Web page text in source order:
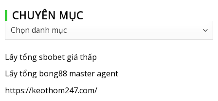
giờ
ngày
giữa
ngày
28/11/2022
CHUYÊN MỤC
Chuyên
mục
Lấy tổng sbobet giá thấp
Lấy tổng bong88 master agent
https://keothom247.com/